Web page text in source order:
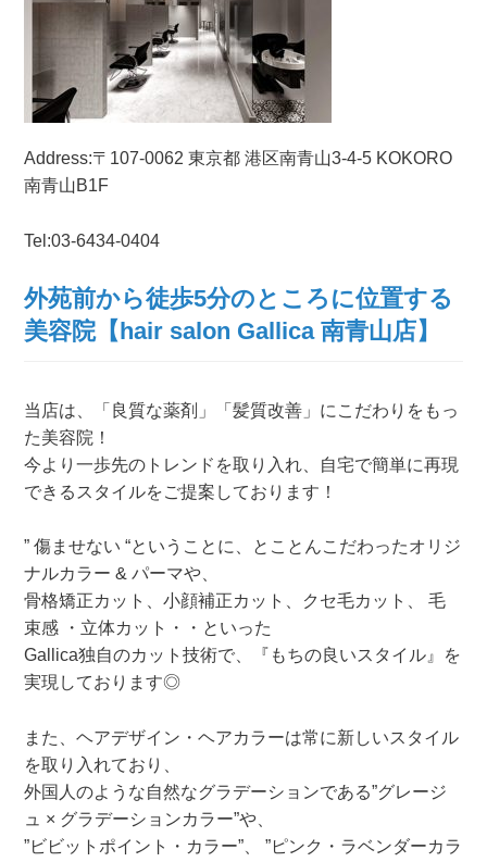
Address:〒107-0062 東京都 港区南青山3-4-5 KOKORO
南青山B1F
Tel:03-6434-0404
外苑前から徒歩5分のところに位置する
美容院【hair salon Gallica 南青山店】
当店は、「良質な薬剤」「髪質改善」にこだわりをもっ
た美容院！
今より一歩先のトレンドを取り入れ、自宅で簡単に再現
できるスタイルをご提案しております！
” 傷ませない “ということに、とことんこだわったオリジ
ナルカラー & パーマや、
骨格矯正カット、小顔補正カット、クセ毛カット、 毛
束感 ・立体カット・・といった
Gallica独自のカット技術で、『もちの良いスタイル』を
実現しております◎
また、ヘアデザイン・ヘアカラーは常に新しいスタイル
を取り入れており、
外国人のような自然なグラデーションである”グレージ
ュ × グラデーションカラー”や、
”ビビットポイント・カラー”、 ”ピンク・ラベンダーカラ